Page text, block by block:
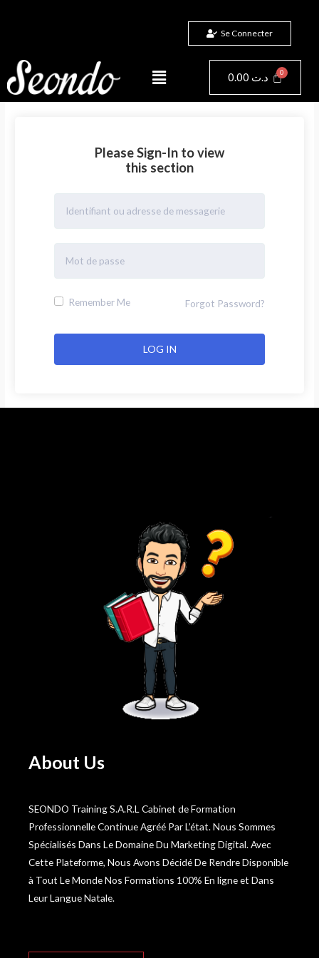
Se Connecter
Menu 0.00 د.ت Panier
Please Sign-In to view
this section
Remember Me Forgot Password?
About Us
SEONDO Training S.A.R.L Cabinet de Formation
Professionnelle Continue Agréé Par L’état. Nous Sommes
Spécialisés Dans Le Domaine Du Marketing Digital. Avec
Cette Plateforme, Nous Avons Décidé De Rendre Disponible
à Tout Le Monde Nos Formations 100% En ligne et Dans
Leur Langue Natale.